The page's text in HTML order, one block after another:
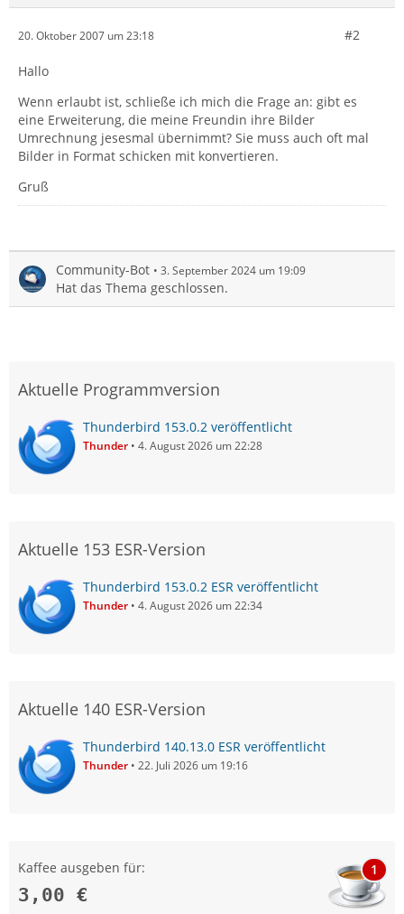
20. Oktober 2007 um 23:18 #2
Hallo
Wenn erlaubt ist, schließe ich mich die Frage an: gibt es
eine Erweiterung, die meine Freundin ihre Bilder
Umrechnung jesesmal übernimmt? Sie muss auch oft mal
Bilder in Format schicken mit konvertieren.
Gruß
Community-Bot 3. September 2024 um 19:09
Hat das Thema geschlossen.
Aktuelle Programmversion
Thunderbird 153.0.2 veröffentlicht
Thunder 4. August 2026 um 22:28
Aktuelle 153 ESR-Version
Thunderbird 153.0.2 ESR veröffentlicht
Thunder 4. August 2026 um 22:34
Aktuelle 140 ESR-Version
Thunderbird 140.13.0 ESR veröffentlicht
Thunder 22. Juli 2026 um 19:16
Kaffee ausgeben für:
3,00 €
1